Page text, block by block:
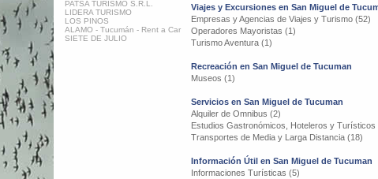
PATSA TURISMO S.R.L.
LIDERA TURISMO
LOS PINOS
ALAMO - Tucumán - Rent a Car
SIETE DE JULIO
Viajes y Excursiones en San Miguel de
Empresas y Agencias de Viajes y Turismo (52)
Operadores Mayoristas (1)
Turismo Aventura (1)
Recreación en San Miguel de Tucuman
Museos (1)
Servicios en San Miguel de Tucuman
Alquiler de Omnibus (2)
Estudios Gastronómicos, Hoteleros y Turísticos
Transportes de Media y Larga Distancia (18)
Información Útil en San Miguel de Tucuman
Informaciones Turísticas (5)